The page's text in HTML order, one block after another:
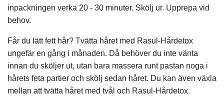
inpackningen verka 20 - 30 minuter. Skölj ur. Upprepa vid
behov.
Får du lätt fett hår? Tvätta håret med Rasul-Hårdetox
ungefär en gång i månaden. Då behöver du inte vänta
innan du sköljer ut, utan bara massera runt pastan noga i
hårets feta partier och skölj sedan håret. Du kan även växla
mellan att tvätta håret med tvål och Rasul-Hårdetox.